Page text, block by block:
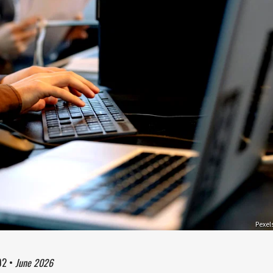
• June 2026